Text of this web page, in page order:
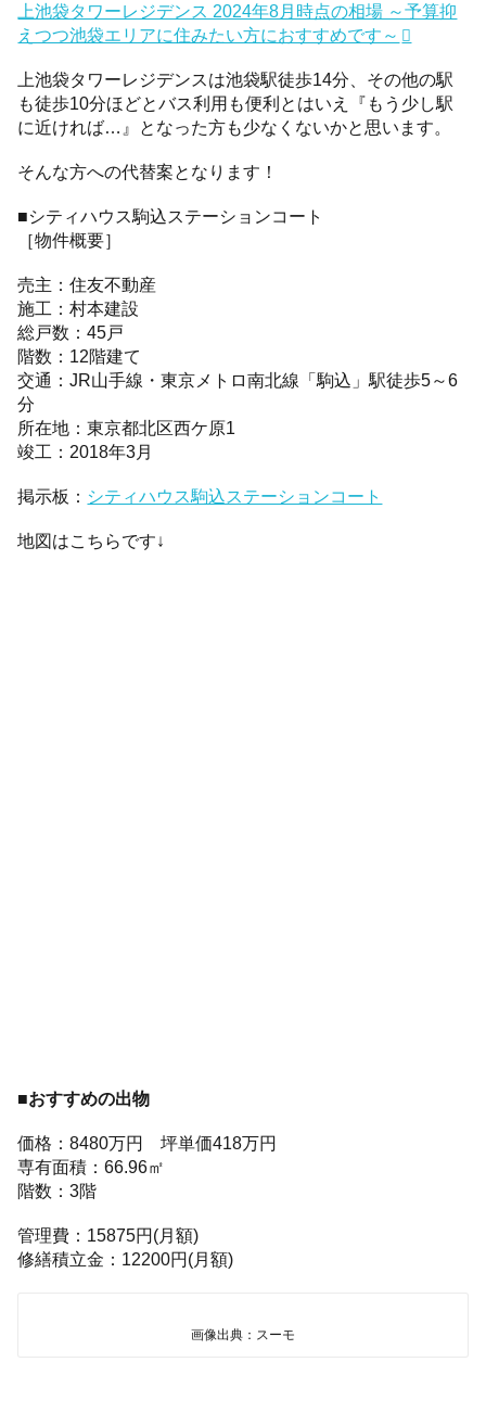
上池袋タワーレジデンス 2024年8月時点の相場 ～予算抑
えつつ池袋エリアに住みたい方におすすめです～
上池袋タワーレジデンスは池袋駅徒歩14分、その他の駅
も徒歩10分ほどとバス利用も便利とはいえ『もう少し駅
に近ければ…』となった方も少なくないかと思います。
そんな方への代替案となります！
■シティハウス駒込ステーションコート
［物件概要］
売主：住友不動産
施工：村本建設
総戸数：45戸
階数：12階建て
交通：JR山手線・東京メトロ南北線「駒込」駅徒歩5～6
分
所在地：東京都北区西ケ原1
竣工：2018年3月
掲示板： シティハウス駒込ステーションコート
地図はこちらです↓
■おすすめの出物
価格：8480万円 坪単価418万円
専有面積：66.96㎡
階数：3階
管理費：15875円(月額)
修繕積立金：12200円(月額)
画像出典：スーモ